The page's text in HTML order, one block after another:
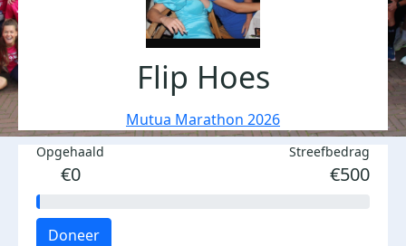
Flip Hoes
Mutua Marathon 2026
Opgehaald
€0
Streefbedrag
€500
Doneer